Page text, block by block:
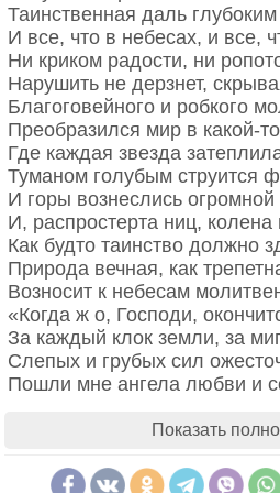
* * *
Ах, что за люди, что у них
Нет, вдумайся, нет, только
как крепко на земле они
как хорошо они ночами спят,
как ты на фоне этом слаб и
…А мы с тобой, мой ангел, в
случайно заглянули по пути,
и видим — дальше некуда
Ни хлеба нам не надо, ни
на нас лежит великая вина,
которую нам бог простит,
Когда б душа могла
* * *
Прошла гроза, пятьсот тонов
разлиты в небе: желтый,
Александр Пушкин
Весна, весна, пора любви…
Весна, весна, пора любви,
Как тяжко мне твое явленье,
Какое томное волненье
В моей душе, в моей крови…
Как чуждо сердцу
Все, что ликует и блестит,
Наводит скуку и томленье.
Отдайте мне метель и вьюгу
И зимний долгий мрак ночей.
Таинственная даль
И все, что в небесах, и все,
Ни криком радости, ни
Нарушить не дерзнет,
Благоговейного и робкого
Преобразился мир в какой-
Где каждая звезда
Туманом голубым струится
И горы вознеслись
И, распростерта ниц, колена
Как будто таинство должно
Природа вечная, как
Возносит к небесам
«Когда ж о, Господи,
За каждый клок земли, за
Слепых и грубых сил
Пошли мне ангела любви и
Взгляни, – он пред Тобой в
А дряхлый и больной
Показать